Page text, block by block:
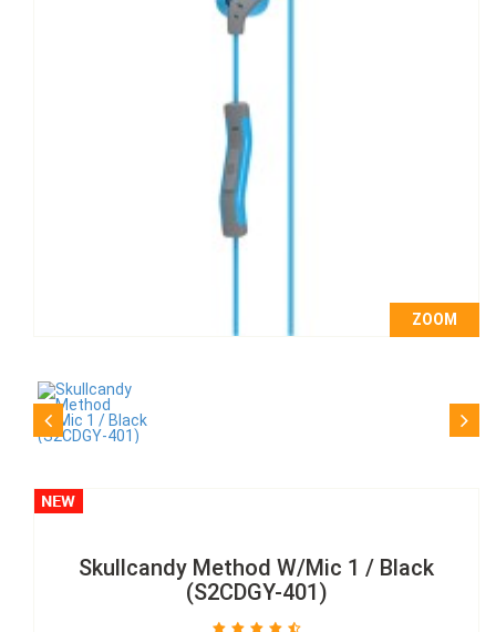
ZOOM
Skullcandy Method W/Mic 1 / Black
(S2CDGY-401)